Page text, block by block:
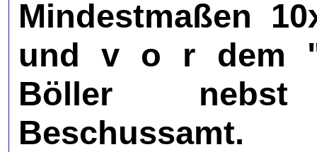
Mindestmaßen
und v o r dem
Böller
Beschussamt.